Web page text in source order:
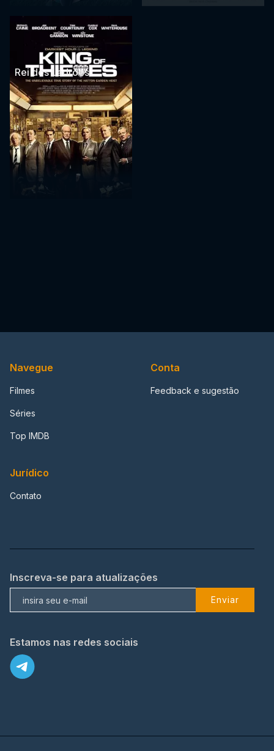
Rei dos Ladrões
Navegue
Filmes
Séries
Top IMDB
Conta
Feedback e sugestão
Jurídico
Contato
Inscreva-se para atualizações
Enviar
Estamos nas redes sociais